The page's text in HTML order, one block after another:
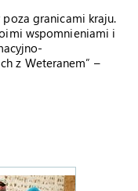
poza granicami kraju.
wspomnieniami i
z Weteranem” –